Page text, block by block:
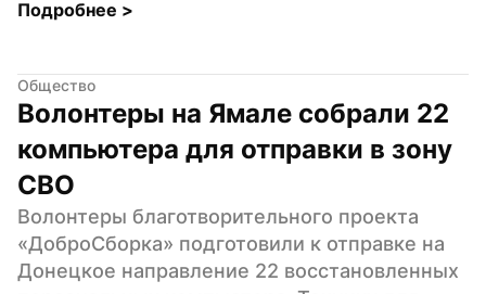
Подробнее >
Общество
Волонтеры на Ямале собрали 22
компьютера для отправки в зону
СВО
Волонтеры благотворительного проекта
«ДоброСборка» подготовили к отправке на
Донецкое направление 22 восстановленных